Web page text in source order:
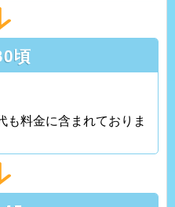
頃
も料金に含まれておりま